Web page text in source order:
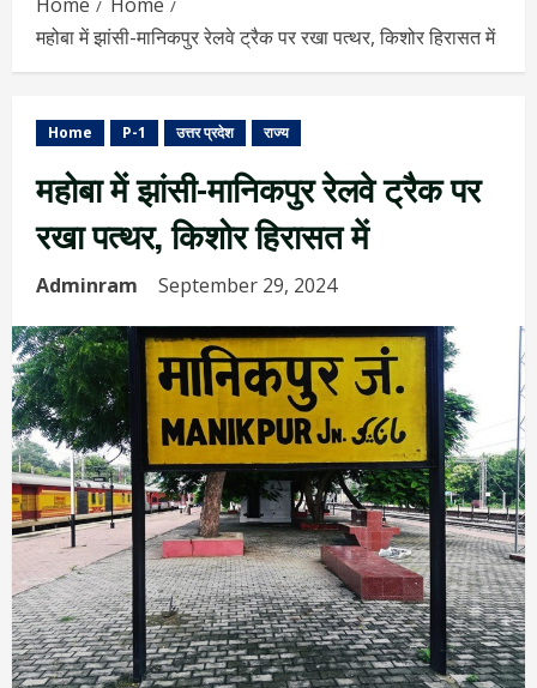
महोबा में झांसी-मानिकपुर रेलवे ट्रैक पर रखा पत्थर, किशोर हिरासत में
Home P-1 उत्तर प्रदेश राज्य
महोबा में झांसी-मानिकपुर रेलवे ट्रैक पर
रखा पत्थर, किशोर हिरासत में
Adminram September 29, 2024